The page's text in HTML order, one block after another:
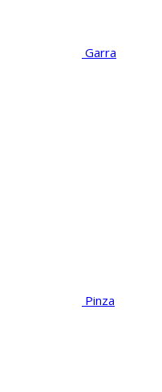
Garra
Pinza